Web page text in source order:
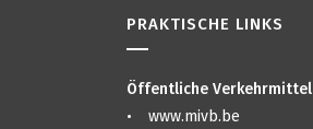
PRAKTISCHE LINKS
Öffentliche Verkehrmittel
www.mivb.be